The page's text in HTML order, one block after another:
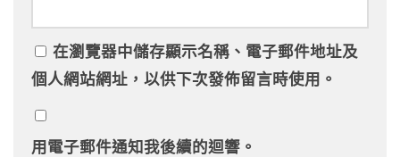
在瀏覽器中儲存顯示名稱、電子郵件地址及
個人網站網址，以供下次發佈留言時使用。
用電子郵件通知我後續的迴響。